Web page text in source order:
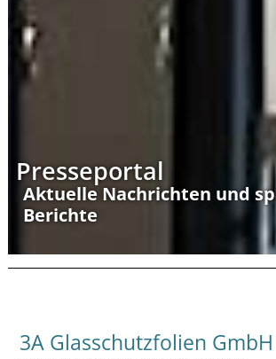
Presseportal
Aktuelle Nachrichten und
Berichte
3A Glasschutzfolien GmbH